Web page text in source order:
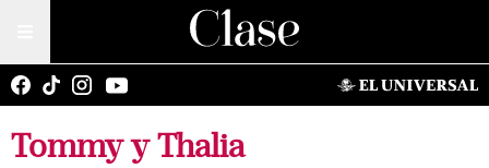
Tommy y Thalia